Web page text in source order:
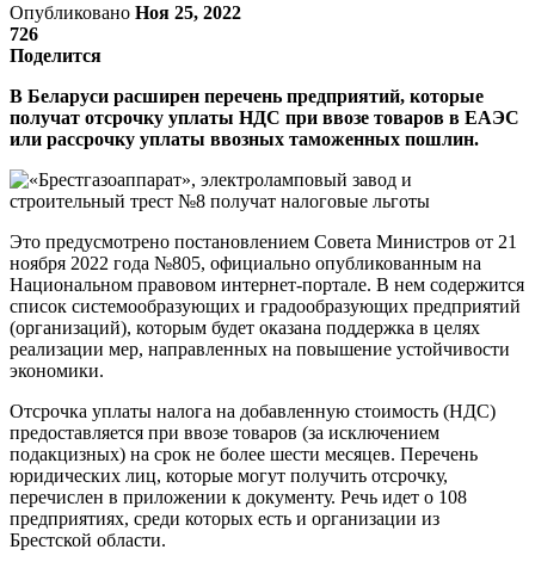
Опубликовано Ноя 25, 2022
726
Поделится
В Беларуси расширен перечень предприятий, которые
получат отсрочку уплаты НДС при ввозе товаров в ЕАЭС
или рассрочку уплаты ввозных таможенных пошлин.
Это предусмотрено постановлением Совета Министров от 21
ноября 2022 года №805, официально опубликованным на
Национальном правовом интернет-портале. В нем содержится
список системообразующих и градообразующих предприятий
(организаций), которым будет оказана поддержка в целях
реализации мер, направленных на повышение устойчивости
экономики.
Отсрочка уплаты налога на добавленную стоимость (НДС)
предоставляется при ввозе товаров (за исключением
подакцизных) на срок не более шести месяцев. Перечень
юридических лиц, которые могут получить отсрочку,
перечислен в приложении к документу. Речь идет о 108
предприятиях, среди которых есть и организации из
Брестской области.